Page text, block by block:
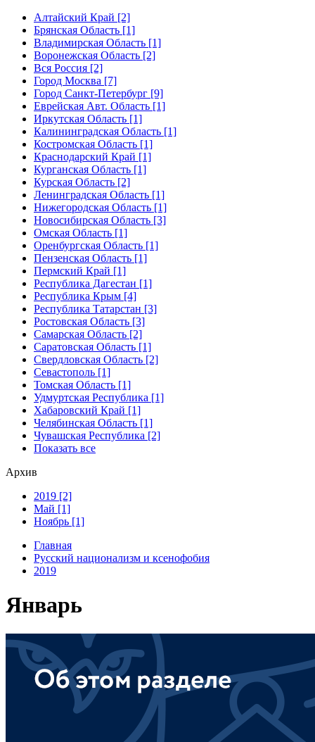
Алтайский Край [2]
Брянская Область [1]
Владимирская Область [1]
Воронежская Область [2]
Вся Россия [2]
Город Москва [7]
Город Санкт-Петербург [9]
Еврейская Авт. Область [1]
Иркутская Область [1]
Калининградская Область [1]
Костромская Область [1]
Краснодарский Край [1]
Курганская Область [1]
Курская Область [2]
Ленинградская Область [1]
Нижегородская Область [1]
Новосибирская Область [3]
Омская Область [1]
Оренбургская Область [1]
Пензенская Область [1]
Пермский Край [1]
Республика Дагестан [1]
Республика Крым [4]
Республика Татарстан [3]
Ростовская Область [3]
Самарская Область [2]
Саратовская Область [1]
Свердловская Область [2]
Севастополь [1]
Томская Область [1]
Удмуртская Республика [1]
Хабаровский Край [1]
Челябинская Область [1]
Чувашская Республика [2]
Показать все
Архив
2019 [2]
Май [1]
Ноябрь [1]
Главная
Русский национализм и ксенофобия
2019
Январь